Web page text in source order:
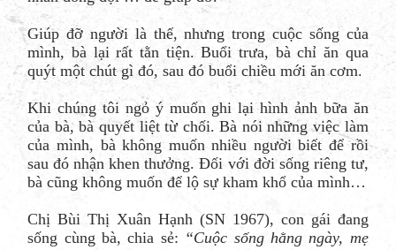
Giúp đỡ người là thế, nhưng trong cuộc sống của
mình, bà lại rất tằn tiện. Buổi trưa, bà chỉ ăn qua
quýt một chút gì đó, sau đó buổi chiều mới ăn cơm.
Khi chúng tôi ngỏ ý muốn ghi lại hình ảnh bữa ăn
của bà, bà quyết liệt từ chối. Bà nói những việc làm
của mình, bà không muốn nhiều người biết để rồi
sau đó nhận khen thưởng. Đối với đời sống riêng tư,
bà cũng không muốn để lộ sự kham khổ của mình…
Chị Bùi Thị Xuân Hạnh (SN 1967), con gái đang
sống cùng bà, chia sẻ: “Cuộc sống hằng ngày, mẹ